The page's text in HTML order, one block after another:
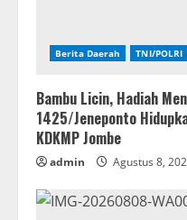
Berita Daerah TNI/POLRI
Bambu Licin, Hadiah
1425/Jeneponto
KDKMP Jombe
admin Agustus 8,